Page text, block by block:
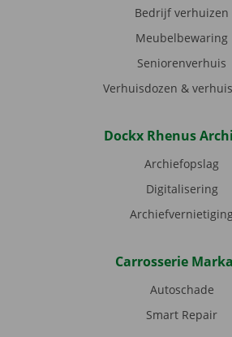
Bedrijf verhuizen
Meubelbewaring
Seniorenverhuis
Verhuisdozen &
Dockx Rhenus
Archiefopslag
Digitalisering
Carrosserie
Autoschade
Smart Repair